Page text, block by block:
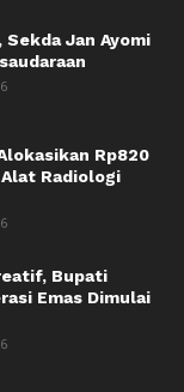
Sekda Jan Ayomi
Rp820
Radiologi
Bupati
Emas Dimulai